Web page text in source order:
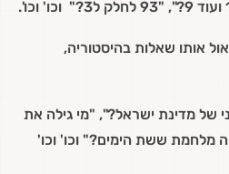
אותו שאלות בהיסטוריה,
של מדינת ישראל?", "מי גילה את
מלחמת ששת הימים?" וכו' וכו'